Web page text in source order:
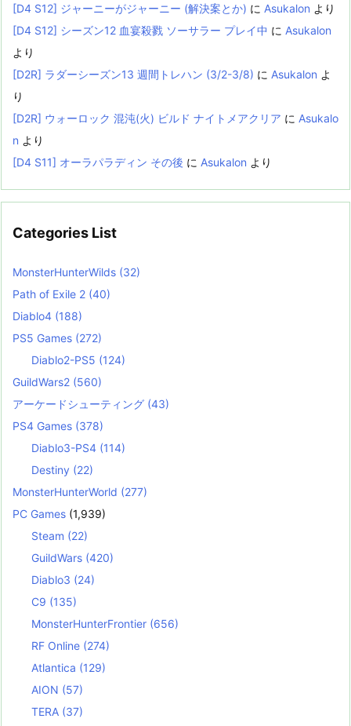
[D4 S12] ジャーニーがジャーニー (解決案とか) に Asukalon より
[D4 S12] シーズン12 血宴殺戮 ソーサラー プレイ中 に Asukalon
より
[D2R] ラダーシーズン13 週間トレハン (3/2-3/8) に Asukalon よ
り
[D2R] ウォーロック 混沌(火) ビルド ナイトメアクリア に Asukalo
n より
[D4 S11] オーラパラディン その後 に Asukalon より
Categories List
MonsterHunterWilds (32)
Path of Exile 2 (40)
Diablo4 (188)
PS5 Games (272)
Diablo2-PS5 (124)
GuildWars2 (560)
アーケードシューティング (43)
PS4 Games (378)
Diablo3-PS4 (114)
Destiny (22)
MonsterHunterWorld (277)
PC Games (1,939)
Steam (22)
GuildWars (420)
Diablo3 (24)
C9 (135)
MonsterHunterFrontier (656)
RF Online (274)
Atlantica (129)
AION (57)
TERA (37)